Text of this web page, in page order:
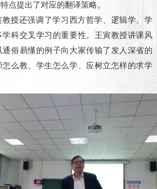
点提出了对应的翻译策略。
授还强调了学习西方哲学、逻辑学、学
科交叉学习的重要性。王寅教授讲课风
俗易懂的例子向大家传输了发人深省的
么教、学生怎么学、应树立怎样的求学